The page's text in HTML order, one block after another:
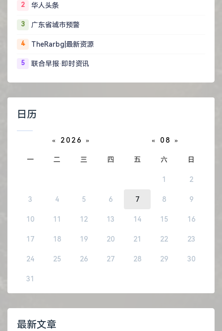
2 华人头条
3 广东省城市预警
4 TheRarbg|最新资源
5 联合早报·即时资讯
日历
« 2026 » « 08 »
一 二 三 四 五 六 日
1 2
3 4 5 6 7 8 9
10 11 12 13 14 15 16
17 18 19 20 21 22 23
24 25 26 27 28 29 30
31
最新文章